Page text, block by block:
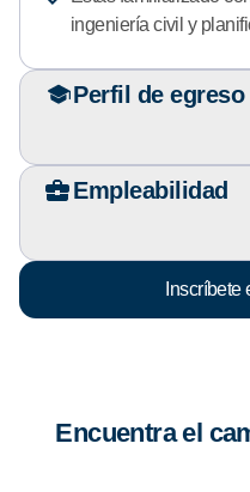
ingeniería civil y
Perfil de egreso
Empleabilidad
Inscríbete
Encuentra el